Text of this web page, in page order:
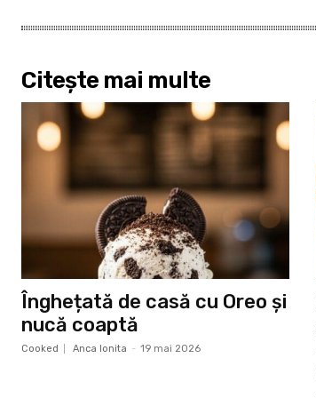
Citește mai multe
Înghețată de casă cu Oreo și
nucă coaptă
Cooked Anca Ionita - 19 mai 2026